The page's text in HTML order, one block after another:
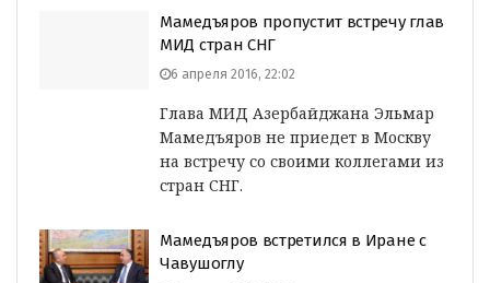
Мамедъяров пропустит встречу глав
МИД стран СНГ
6 апреля 2016, 22:02
Глава МИД Азербайджана Эльмар
Мамедъяров не приедет в Москву
на встречу со своими коллегами из
стран СНГ.
Мамедъяров встретился в Иране с
Чавушоглу